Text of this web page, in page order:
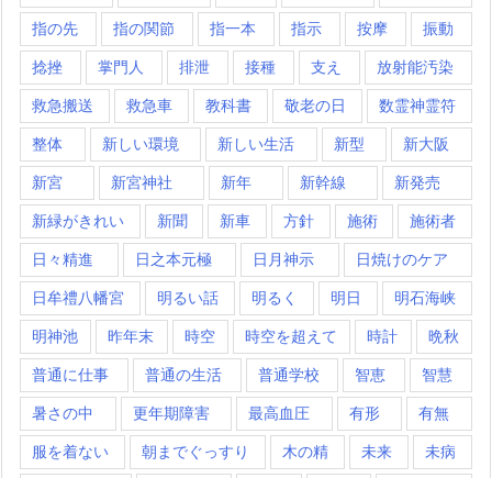
指の先 指の関節 指一本 指示 按摩 振動
捻挫 掌門人 排泄 接種 支え 放射能汚染
救急搬送 救急車 教科書 敬老の日 数霊神霊符
整体 新しい環境 新しい生活 新型 新大阪
新宮 新宮神社 新年 新幹線 新発売
新緑がきれい 新聞 新車 方針 施術 施術者
日々精進 日之本元極 日月神示 日焼けのケア
日牟禮八幡宮 明るい話 明るく 明日 明石海峡
明神池 昨年末 時空 時空を超えて 時計 晩秋
普通に仕事 普通の生活 普通学校 智恵 智慧
暑さの中 更年期障害 最高血圧 有形 有無
服を着ない 朝までぐっすり 木の精 未来 未病